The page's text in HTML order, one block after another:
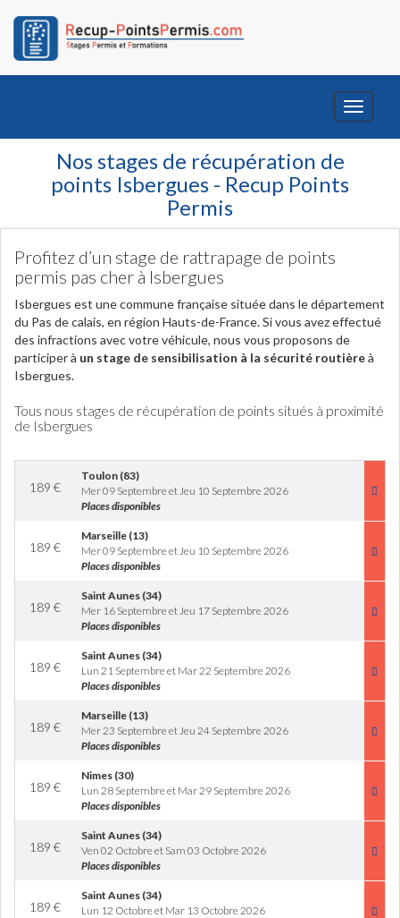
Toggle
Nos stages de récupération de
points Isbergues - Recup Points
Permis
Profitez d’un stage de rattrapage de points
permis pas cher à Isbergues
Isbergues est une commune française située dans le département
du Pas de calais, en région Hauts-de-France. Si vous avez effectué
des infractions avec votre véhicule, nous vous proposons de
participer à un stage de sensibilisation à la sécurité routièreà
Isbergues.
Tous nous stages de récupération de points situés à proximité
de Isbergues
189 €
Toulon (83)
Mer 09 Septembre et Jeu 10 Septembre 2026
Places disponibles
189 €
Marseille (13)
Mer 09 Septembre et Jeu 10 Septembre 2026
Places disponibles
189 €
Saint Aunes (34)
Mer 16 Septembre et Jeu 17 Septembre 2026
Places disponibles
189 €
Saint Aunes (34)
Lun 21 Septembre et Mar 22 Septembre 2026
Places disponibles
189 €
Marseille (13)
Mer 23 Septembre et Jeu 24 Septembre 2026
Places disponibles
189 €
Nimes (30)
Lun 28 Septembre et Mar 29 Septembre 2026
Places disponibles
189 €
Saint Aunes (34)
Ven 02 Octobre et Sam 03 Octobre 2026
Places disponibles
189 €
Saint Aunes (34)
Lun 12 Octobre et Mar 13 Octobre 2026